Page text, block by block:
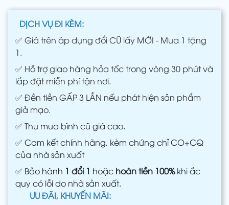
DỊCH VỤ ĐI KÈM:
✅ Giá trên áp dụng đổi CŨ lấy MỚI - Mua 1 tặng
1.
✅ Hỗ trợ giao hàng hỏa tốc trong vòng 30 phút và
lắp đặt miễn phí tận nơi.
✅ Đền tiền GẤP 3 LẦN nếu phát hiện sản phẩm
giả mạo.
✅ Thu mua bình cũ giá cao.
✅ Cam kết chính hãng, kèm chứng chỉ CO+CQ
của nhà sản xuất
✅ Bảo hành 1 đổi 1 hoặc hoàn tiền 100%khi ắc
quy có lỗi do nhà sản xuất.
ƯU ĐÃI, KHUYẾN MÃI: